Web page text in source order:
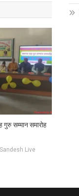
सम्मान समारोह
Live